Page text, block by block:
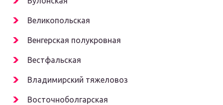
Великопольская
Венгерская полукровная
Вестфальская
Владимирский тяжеловоз
Восточноболгарская